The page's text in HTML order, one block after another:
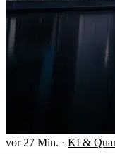
vor 27 Min. · KI &